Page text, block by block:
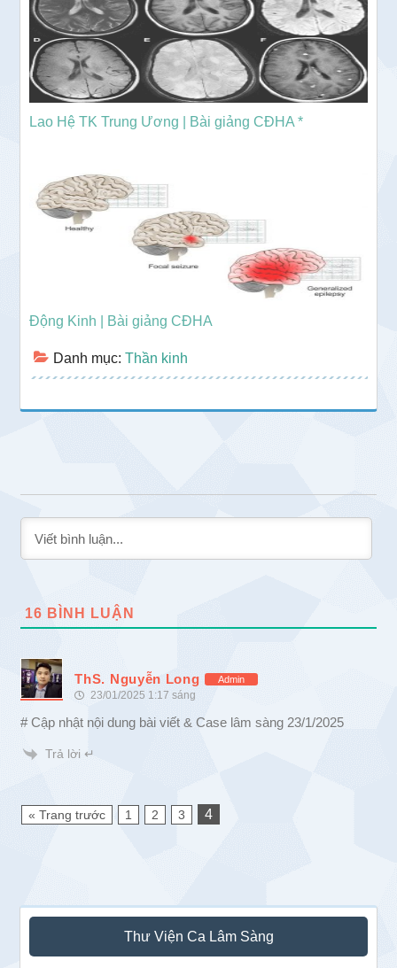
Lao Hệ TK Trung Ương | Bài giảng CĐHA *
Động Kinh | Bài giảng CĐHA
Danh mục:Thần kinh
16 BÌNH LUẬN
ThS. Nguyễn Long Admin
23/01/2025 1:17 sáng
# Cập nhật nội dung bài viết & Case lâm sàng 23/1/2025
Trả lời ↵
« Trang trước 1 2 3 4
Sidebar
chính
Thư Viện Ca Lâm Sàng